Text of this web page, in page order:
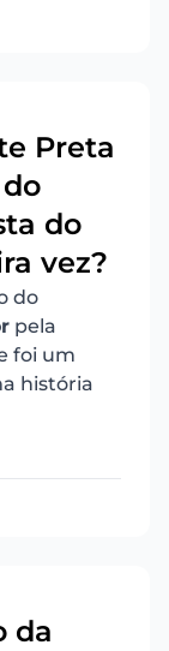
Preta
do
vez?
do
pela
foi um
história
da